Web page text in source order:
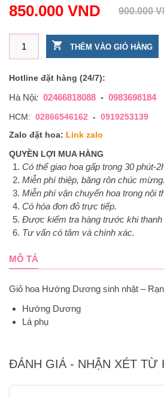
900.000
850.000 VND
Giỏ hoa Hướng Dương sinh nhật -
THÊM VÀO GIỎ HÀNG
Hotline đặt hàng (24/7):
Hà Nội: 02466818088 - 0983698184
HCM: 02866546162 - 0919253139
Zalo đặt hoa: Link zalo
QUYỀN LỢI MUA HÀNG
Có thể giao hoa gấp trong 30 phút-
Miễn phí thiệp, băng rôn chúc mừng.
Miễn phí vận chuyển hoa trong nội
Có hóa đơn đỏ trực tiếp.
Được kiểm tra hàng trước khi thanh
Tư vấn có tâm và chính xác.
MÔ TẢ
Giỏ hoa Hướng Dương sinh nhật –
Hướng Dương
Lá phụ
ĐÁNH GIÁ - NHẬN XÉT TỪ